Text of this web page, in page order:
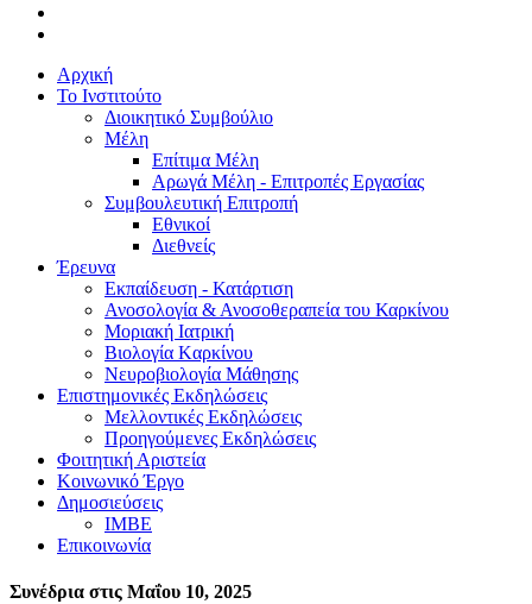
Αρχική
Το Ινστιτούτο
Διοικητικό Συμβούλιο
Μέλη
Επίτιμα Μέλη
Αρωγά Μέλη - Επιτροπές Εργασίας
Συμβουλευτική Επιτροπή
Εθνικοί
Διεθνείς
Έρευνα
Εκπαίδευση - Κατάρτιση
Ανοσολογία & Ανοσοθεραπεία του Καρκίνου
Μοριακή Ιατρική
Βιολογία Kαρκίνου
Νευροβιολογία Μάθησης
Επιστημονικές Εκδηλώσεις
Μελλοντικές Εκδηλώσεις
Προηγούμενες Εκδηλώσεις
Φοιτητική Αριστεία
Κοινωνικό Έργο
Δημοσιεύσεις
ΙΜΒΕ
Επικοινωνία
Συνέδρια στις Μαΐου 10, 2025